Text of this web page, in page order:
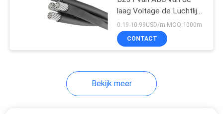
kabel
Rubber In de schede
laag Voltage de Luchtlijn
Triplex
0.19-10.99USD/m MOQ:1000m
CONTACT
Bekijk meer